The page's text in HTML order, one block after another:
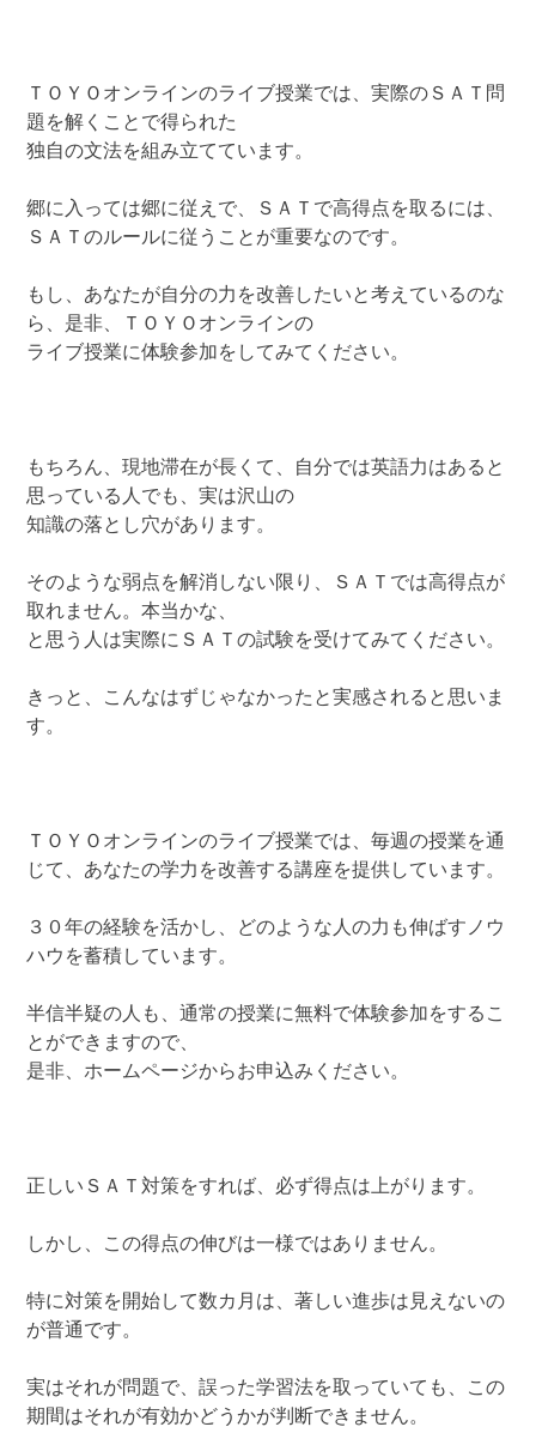
ＴＯＹＯオンラインのライブ授業では、実際のＳＡＴ問
題を解くことで得られた
独自の文法を組み立てています。
郷に入っては郷に従えで、ＳＡＴで高得点を取るには、
ＳＡＴのルールに従うことが重要なのです。
もし、あなたが自分の力を改善したいと考えているのな
ら、是非、ＴＯＹＯオンラインの
ライブ授業に体験参加をしてみてください。
もちろん、現地滞在が長くて、自分では英語力はあると
思っている人でも、実は沢山の
知識の落とし穴があります。
そのような弱点を解消しない限り、ＳＡＴでは高得点が
取れません。本当かな、
と思う人は実際にＳＡＴの試験を受けてみてください。
きっと、こんなはずじゃなかったと実感されると思いま
す。
ＴＯＹＯオンラインのライブ授業では、毎週の授業を通
じて、あなたの学力を改善する講座を提供しています。
３０年の経験を活かし、どのような人の力も伸ばすノウ
ハウを蓄積しています。
半信半疑の人も、通常の授業に無料で体験参加をするこ
とができますので、
是非、ホームページからお申込みください。
正しいＳＡＴ対策をすれば、必ず得点は上がります。
しかし、この得点の伸びは一様ではありません。
特に対策を開始して数カ月は、著しい進歩は見えないの
が普通です。
実はそれが問題で、誤った学習法を取っていても、この
期間はそれが有効かどうかが判断できません。